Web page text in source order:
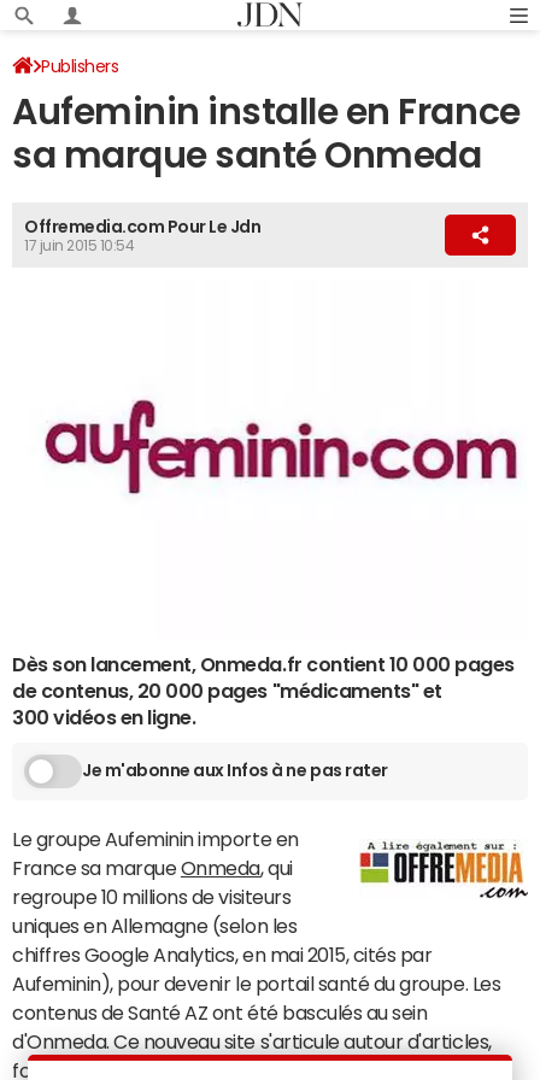
Publishers
Aufeminin installe en France
sa marque santé Onmeda
Offremedia.com Pour Le Jdn
17 juin 2015 10:54
Dès son lancement, Onmeda.fr contient 10 000 pages
de contenus, 20 000 pages "médicaments" et
300 vidéos en ligne.
Je m'abonne aux Infos à ne pas rater
Le groupe Aufeminin importe en
France sa marqueOnmeda, qui
regroupe 10 millions de visiteurs
uniques en Allemagne (selon les
chiffres Google Analytics, en mai 2015, cités par
Aufeminin), pour devenir le portail santé du groupe. Les
contenus de Santé AZ ont été basculés au sein
d'Onmeda. Ce nouveau site s'articule autour d'articles,
forums, vidéos, quiz, interviews, témoignages et test-